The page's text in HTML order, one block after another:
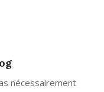
nécessairement